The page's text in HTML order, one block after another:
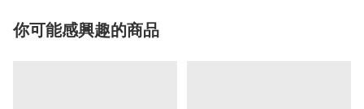
你可能感興趣的商品